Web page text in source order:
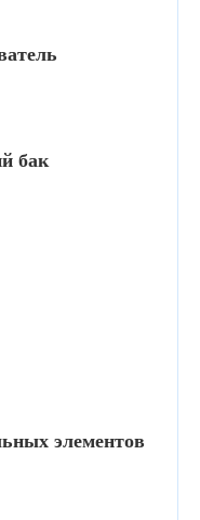
бак
элементов